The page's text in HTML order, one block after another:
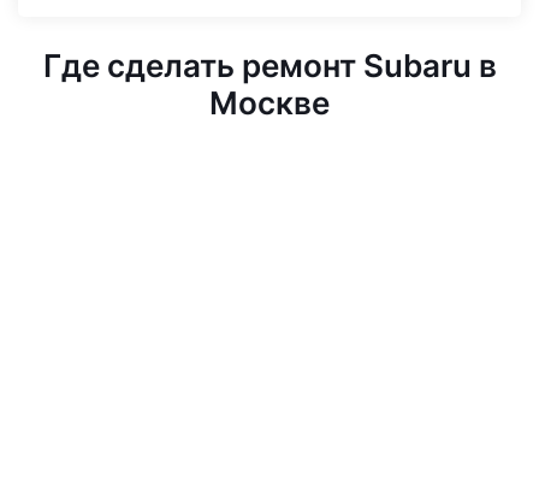
Где сделать ремонт Subaru в
Москве